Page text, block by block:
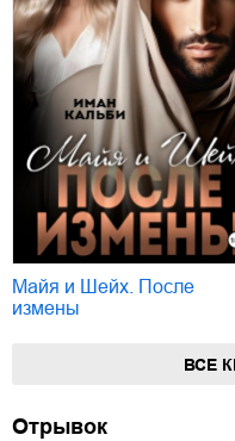
Майя и Шейх. После
измены
ВСЕ
Отрывок